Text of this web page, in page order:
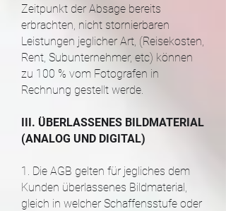
Zeitpunkt der Absage bereits
erbrachten, nicht stornierbaren
Leistungen jeglicher Art, (Reisekosten,
Rent, Subunternehmer, etc) können
zu 100 % vom Fotografen in
Rechnung gestellt werde.
III. ÜBERLASSENES BILDMATERIAL
(ANALOG UND DIGITAL)
1. Die AGB gelten für jegliches dem
Kunden überlassenes Bildmaterial,
gleich in welcher Schaffensstufe oder